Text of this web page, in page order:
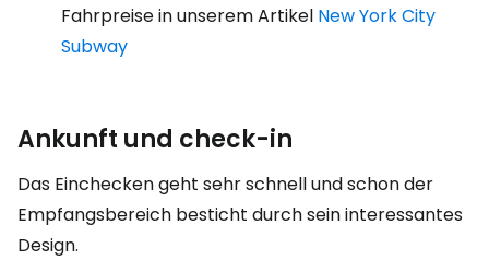
Fahrpreise in unserem Artikel New York City
Subway
Ankunft und check-in
Das Einchecken geht sehr schnell und schon der
Empfangsbereich besticht durch sein interessantes
Design.